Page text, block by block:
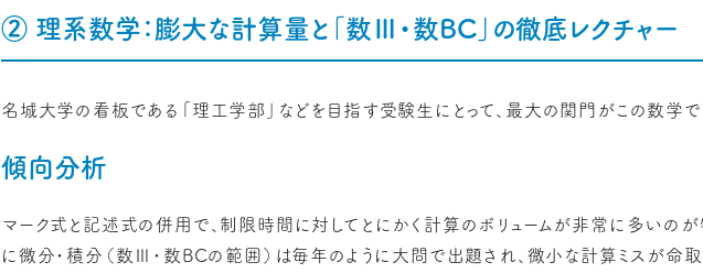
② 理系数学：膨大な計算量と「数Ⅲ・数BC」の徹底レクチャー
名城大学の看板である「理工学部」などを目指す受験生にとって、最大の関門がこの数学で
傾向分析
マーク式と記述式の併用で、制限時間に対してとにかく計算のボリュームが非常に多いのが
に微分・積分（数Ⅲ・数BCの範囲）は毎年のように大問で出題され、微小な計算ミスが命取り